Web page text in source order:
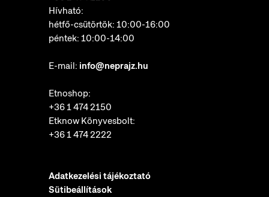
Hívható:
hétfő-csütörtök: 10:00-16:00
péntek: 10:00-14:00
E-mail: info@neprajz.hu
Etnoshop:
+36 1 474 2150
Etknow Könyvesbolt:
+36 1 474 2222
Adatkezelési tájékoztató
Sütibeállítások